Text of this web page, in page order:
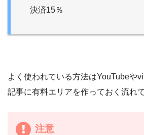
決済15％
よく使われている方法はYouTubeや
記事に有料エリアを作っておく流れで
注意